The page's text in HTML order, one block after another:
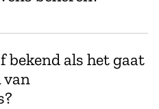
bekend als het gaat
van